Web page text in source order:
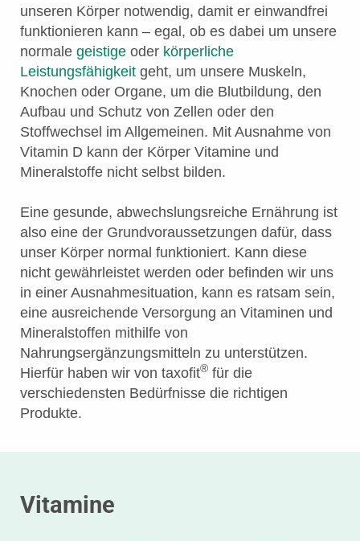
unseren Körper notwendig, damit er einwandfrei
funktionieren kann – egal, ob es dabei um unsere
normale geistige oder körperliche
Leistungsfähigkeit geht, um unsere Muskeln,
Knochen oder Organe, um die Blutbildung, den
Aufbau und Schutz von Zellen oder den
Stoffwechsel im Allgemeinen. Mit Ausnahme von
Vitamin D kann der Körper Vitamine und
Mineralstoffe nicht selbst bilden.
Eine gesunde, abwechslungsreiche Ernährung ist
also eine der Grundvoraussetzungen dafür, dass
unser Körper normal funktioniert. Kann diese
nicht gewährleistet werden oder befinden wir uns
in einer Ausnahmesituation, kann es ratsam sein,
eine ausreichende Versorgung an Vitaminen und
Mineralstoffen mithilfe von
Nahrungsergänzungsmitteln zu unterstützen.
Hierfür haben wir von taxofit® für die
verschiedensten Bedürfnisse die richtigen
Produkte.
Vitamine